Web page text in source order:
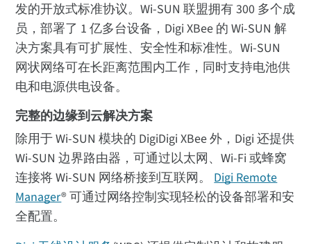
发的开放式标准协议。Wi-SUN 联盟拥有 300 多个成
员，部署了 1 亿多台设备，Digi XBee 的 Wi-SUN 解
决方案具有可扩展性、安全性和标准性。Wi-SUN
网状网络可在长距离范围内工作，同时支持电池供
电和电源供电设备。
完整的边缘到云解决方案
除用于 Wi-SUN 模块的 DigiDigi XBee 外，Digi 还提供
Wi-SUN 边界路由器，可通过以太网、Wi-Fi 或蜂窝
连接将 Wi-SUN 网络桥接到互联网。Digi Remote
Manager® 可通过网络控制实现轻松的设备部署和安
全配置。